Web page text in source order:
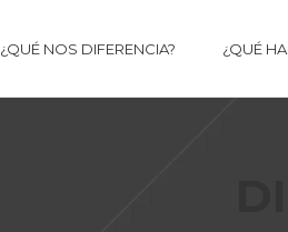
¿QUÉ NOS DIFERENCIA? ¿QUÉ